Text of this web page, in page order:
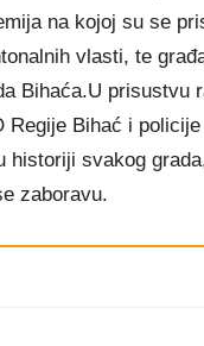
na kojoj su se
vlasti, te
Bihaća.U prisustvu
Bihać i
historiji svakog
zaboravu.